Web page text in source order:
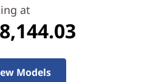
at
Models